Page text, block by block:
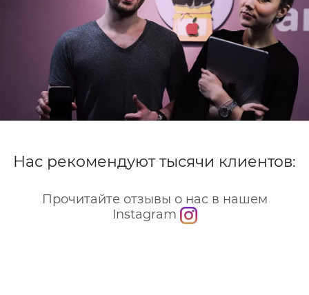
Нас рекомендуют тысячи клиентов:
Прочитайте отзывы о нас в нашем
Instagram